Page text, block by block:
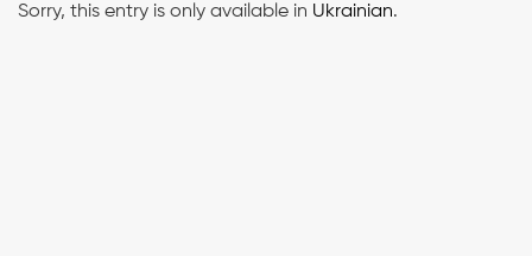
Sorry, this entry is only available in Ukrainian.